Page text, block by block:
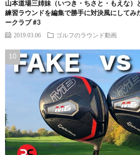
山本道場三姉妹（いつき・ちさと・もえな）
練習ラウンドを編集で勝手に対決風にしてみ
ークラブ #3
2019.03.06 ゴルフのラウンド動画